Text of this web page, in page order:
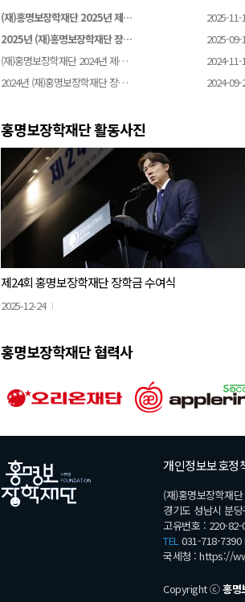
(재)홍명보장학재단 2025년 제…
2025-11-
2025년 (재)홍명보장학재단 장…
2025-09-
(재)홍명보장학재단 2024년 제…
2024-11-
2024년 (재)홍명보장학재단 장…
2024-09-
홍명보장학재단 활동사진
제24회 홍명보장학재단 장학금 수여식
2025-12-24
홍명보장학재단 협력사
개인정보보호정
(재)홍명보장학재
경기도 성남시 분
고유번호 : 220-82-
TEL031-718-7390
국세청 : https://
Copyright ⓒ홍명